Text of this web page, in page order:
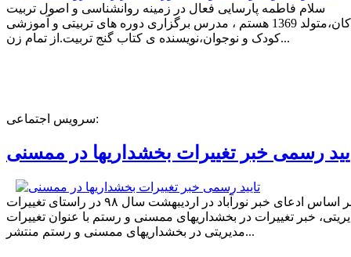
سلام فاطمه پارسایی فعال در زمینه روانشناسی و اصول تربیت
کودکان،متولد 1369 هستم ، مدرس برگزاری دوره های تربیتی و آموزشی
کودک و نوجوان،نویسنده ی کتاب گنج تربیت.از تمام زن...
سرویس اجتماعی:
رسمی خبر تغییرات بخشداریها در ممسنی
بر اساس ادعای خبر نورآباد در اردیبهشت سال ۹۸ در راستای تغییرات
خبر تغییرات در بخشداریهای ممسنی و رستم با عنوان تغییرات
مدیریتی در بخشداریهای ممسنی و رستم منتشر...